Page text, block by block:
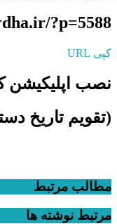
?p=5588
کپی URL
نصب اپلیکیشن
(تقویم تاریخ
مطالب مرتبط
مرتبط نوشته ها